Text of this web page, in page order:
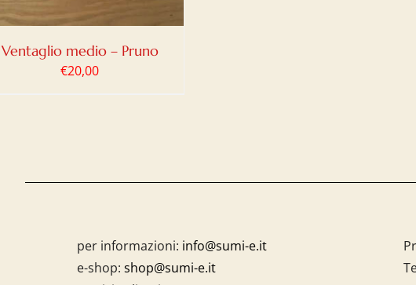
Ventaglio medio – Pruno
€20,00
per informazioni: info@sumi-e.it
e-shop: shop@sumi-e.it